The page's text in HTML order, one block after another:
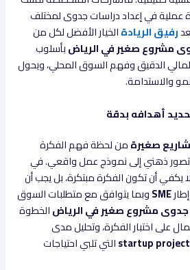
عملية في إعداد دراسات جدوى لمختلف
رفيق الريادةالخيار الأفضل لكل من
مشروع صغير في الرياضبأسلوب
المالي الدقيق وفهم السوق المحلي، ويحول
والاستدامة.
أهدافه بدقة
صغيرةمن لحظة فهم الفكرة
ذهني إلى نموذج عمل واقعي. في
يكفي أن تكون الفكرة مبتكرة، بل يجب أن
SMEوبما يتوافق مع متطلبات السوق
مشروع صغير في الرياضالخطوة
على اختبار الفكرة، وتحليل مدى
startupالتي تلبي احتياجات